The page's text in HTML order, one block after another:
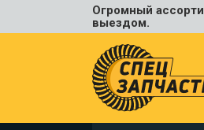
Огромный
выездом.